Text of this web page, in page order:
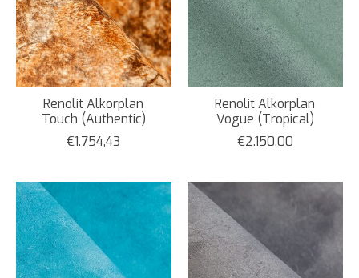
Renolit Alkorplan
Touch (Authentic)
€1.754,43
Renolit Alkorplan
Vogue (Tropical)
€2.150,00